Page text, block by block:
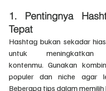
1. Pentingnya
Tepat
Hashtag bukan sekadar
untuk meningkatkan
kontenmu. Gunakan
populer dan niche agar
Beberapa tips dalam